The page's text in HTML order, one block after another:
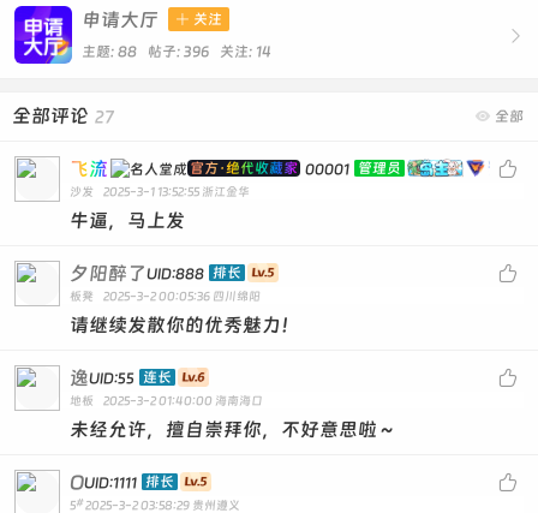

申请大厅  关注
主题: 88 帖子: 396 关注: 14
 全部
全部评论 27

飞流 官方·绝代收藏家 00001 管理员
沙发 2025-3-1 13:52:55 浙江金华
牛逼，马上发

夕阳醉了UID:888 排长
板凳 2025-3-2 00:05:36 四川绵阳
请继续发散你的优秀魅力！

逸UID:55 连长
地板 2025-3-2 01:40:00 海南海口
未经允许，擅自崇拜你，不好意思啦～

OUID:1111 排长
5# 2025-3-2 03:58:29 贵州遵义